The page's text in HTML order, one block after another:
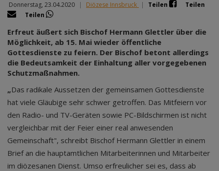
Donnerstag, 23.04.2020 | Diözese Innsbruck | Teilen
Teilen
Teilen
Erfreut äußert sich Bischof Hermann Glettler über die
Möglichkeit, ab 15. Mai wieder öffentliche
Gottesdienste zu feiern. Der Bischof betont allerdings
die Bedeutsamkeit der Einhaltung aller vorgegebenen
Schutzmaßnahmen.
„Das radikale Aussetzen der gemeinsamen Gottesdienste
hat viele Gläubige sehr schwer getroffen. Das Mitfeiern vor
den Radio- und TV-Geräten sowie PC-Bildschirmen ist nicht
vergleichbar mit der Feier einer real anwesenden
Gemeinschaft", schreibt Bischof Hermann Glettler in einem
Brief an die hauptamtlichen Mitarbeiterinnen und Mitarbeiter
im diözesanen Dienst. Umso erfreulicher sei es, dass ab